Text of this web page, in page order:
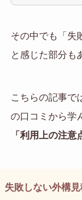
その中でも「失
と感じた部分も
こちらの記事で
の口コミから学
「利用上の注意
失敗しない外構